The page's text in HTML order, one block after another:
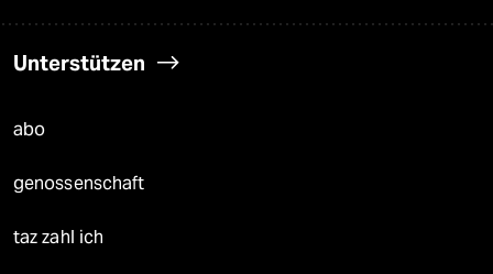
Unterstützen
abo
genossenschaft
taz zahl ich